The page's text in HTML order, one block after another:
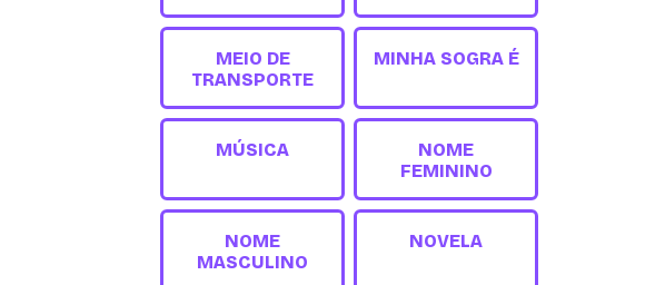
MEIO DE
TRANSPORTE
MINHA SOGRA É
MÚSICA
NOME
FEMININO
NOME
MASCULINO
NOVELA